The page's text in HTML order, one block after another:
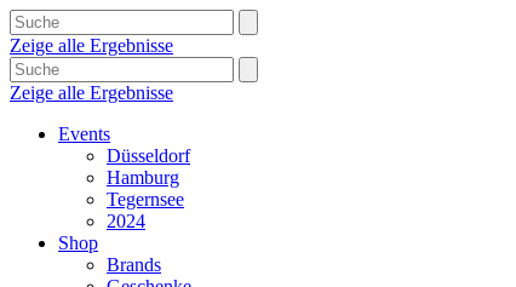
Zeige alle Ergebnisse
Zeige alle Ergebnisse
Events
Düsseldorf
Hamburg
Tegernsee
2024
Shop
Brands